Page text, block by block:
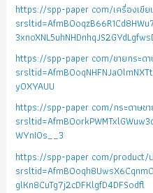
https://spp-paper com/เครื่องเขี
https://spp-paper com/ขายกระด
yOXYAUU
https://spp-paper com/กระดาษข
WYnIOs__3
https://spp-paper com/product/
glKn8CuTg7j2cDFKlgfD4DFSodfl